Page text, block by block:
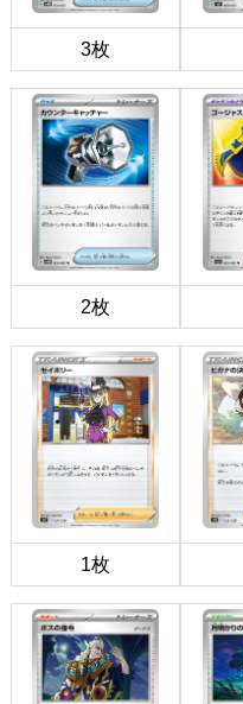
3枚
2枚
1枚